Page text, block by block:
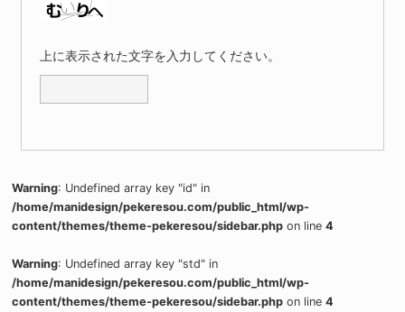
上に表示された文字を入力してください。
Warning: Undefined array key "id" in
/home/manidesign/pekeresou.com/public_html/wp-
content/themes/theme-pekeresou/sidebar.php on line4
Warning: Undefined array key "std" in
/home/manidesign/pekeresou.com/public_html/wp-
content/themes/theme-pekeresou/sidebar.php on line4